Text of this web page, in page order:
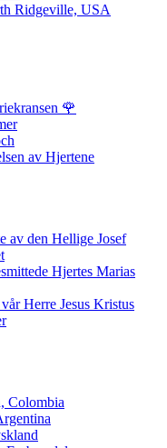
Ridgeville, USA
🌹
av Hjertene
av den Hellige Josef
Hjertes Marias
Herre Jesus Kristus
Colombia